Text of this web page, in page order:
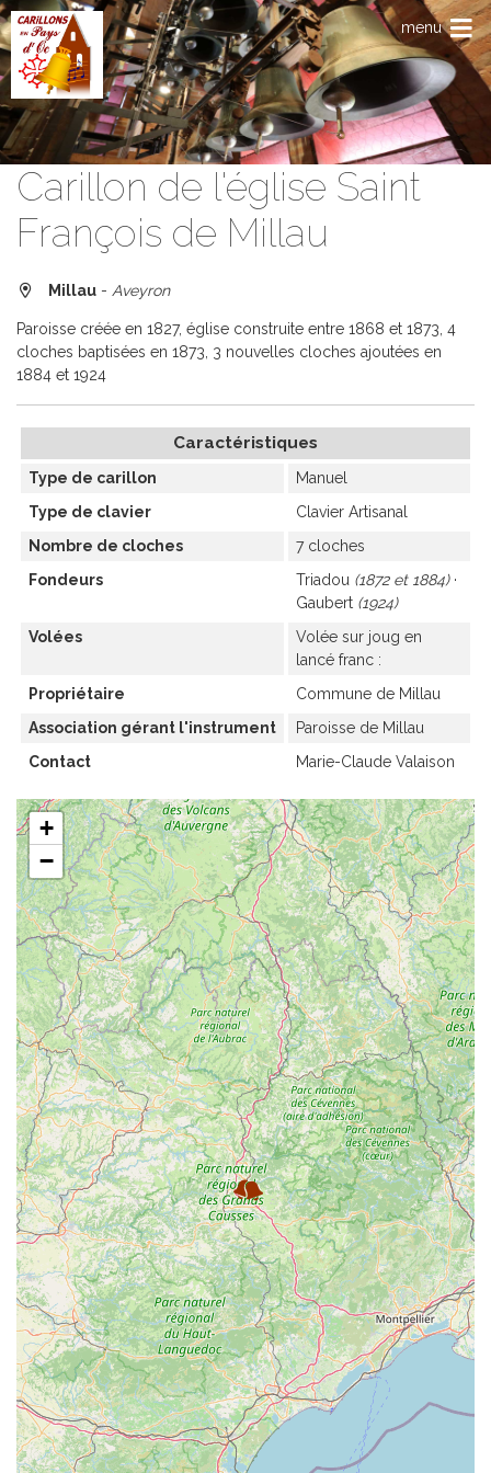
Aller au contenu principal
menu
Carillon de l'église Saint
François de Millau
Millau- Aveyron
Paroisse créée en 1827, église construite entre 1868 et 1873, 4
cloches baptisées en 1873, 3 nouvelles cloches ajoutées en
1884 et 1924
Caractéristiques
Type de carillon
Manuel
Type de clavier
Clavier Artisanal
Nombre de cloches
7 cloches
Fondeurs
Triadou 1872 et 1884
Gaubert 1924
Volées
Volée sur joug en
lancé franc
Propriétaire
Commune de Millau
Association gérant l'instrument
Paroisse de Millau
Contact
Marie-Claude Valaison
+
−